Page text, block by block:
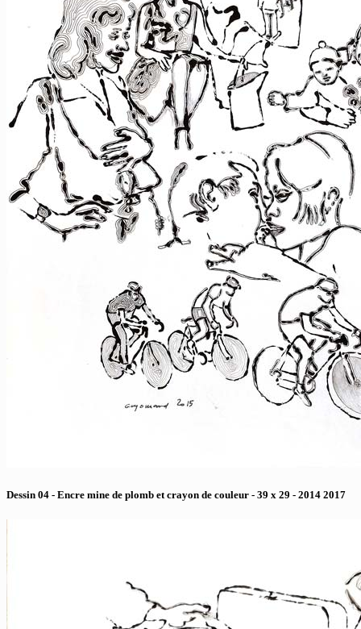
Dessin 04 - Encre mine de plomb et crayon de couleur - 39 x 29 - 2014 2017